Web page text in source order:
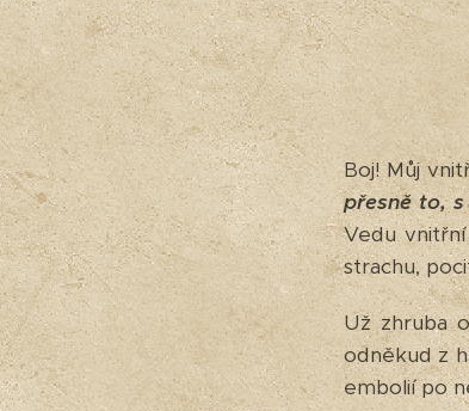
Boj! Můj
přesně to,
Vedu
strachu,
Už zhruba
odněkud z
embolií po